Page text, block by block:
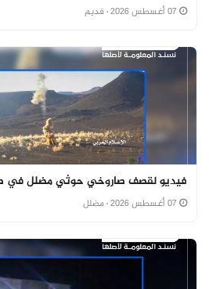
· قديم
فيديو لقصف صاروخي حوثي مضلل في
· مضلل